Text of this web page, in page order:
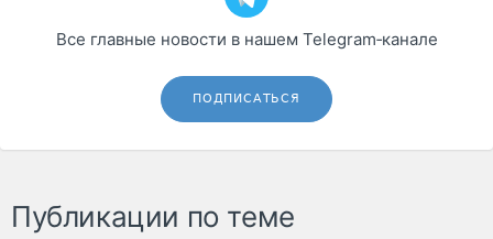
Все главные новости в нашем Telegram‑канале
ПОДПИСАТЬСЯ
Публикации по теме